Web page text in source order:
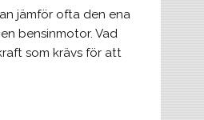
jämför ofta den ena
bensinmotor. Vad
som krävs för att